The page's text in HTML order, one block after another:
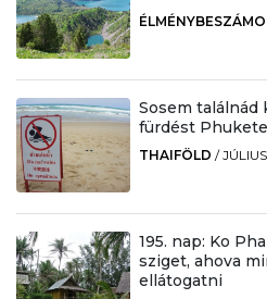
Sosem
fürdést
THAIFÖLD /
195. nap: Ko
sziget, ahova
ellátogatni